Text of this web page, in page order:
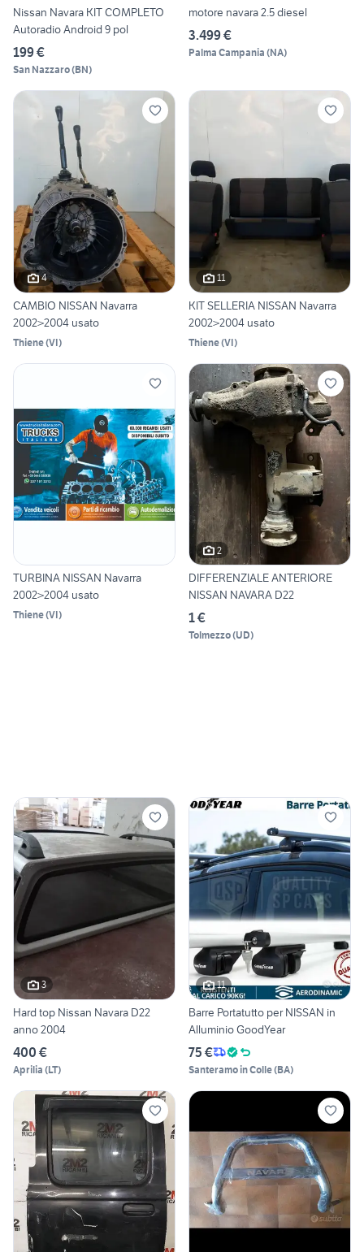
Nissan Navara KIT COMPLETO
Autoradio Android 9 pol
199 €
San Nazzaro(BN)
motore navara 2.5 diesel
3.499 €
Palma Campania (NA)
4
CAMBIO NISSAN Navarra
2002>2004 usato
Thiene(VI)
11
KIT SELLERIA NISSAN Navarra
2002>2004 usato
Thiene(VI)
TURBINA NISSAN Navarra
2002>2004 usato
Thiene(VI)
2
DIFFERENZIALE ANTERIORE
NISSAN NAVARA D22
1 €
Tolmezzo(UD)
3
Hard top Nissan Navara D22
anno 2004
400 €
Aprilia (LT)
11
Barre Portatutto per NISSAN in
Alluminio GoodYear
75 €
Santeramo in Colle(BA)